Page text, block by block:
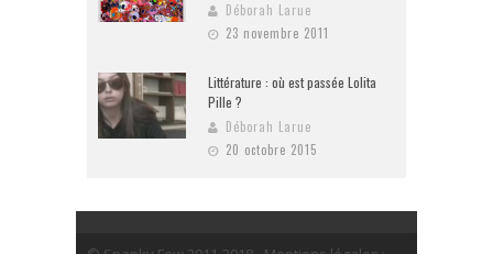
Déborah Larue
23 novembre 2011
Littérature : où est passée Lolita
Pille ?
Déborah Larue
20 octobre 2015